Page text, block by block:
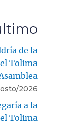
de la
Tolima
2026
a la
Tolima